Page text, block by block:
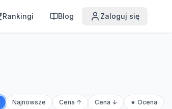
Rankingi Blog Zaloguj się
Najnowsze Cena ↑ Cena ↓ ★ Ocena